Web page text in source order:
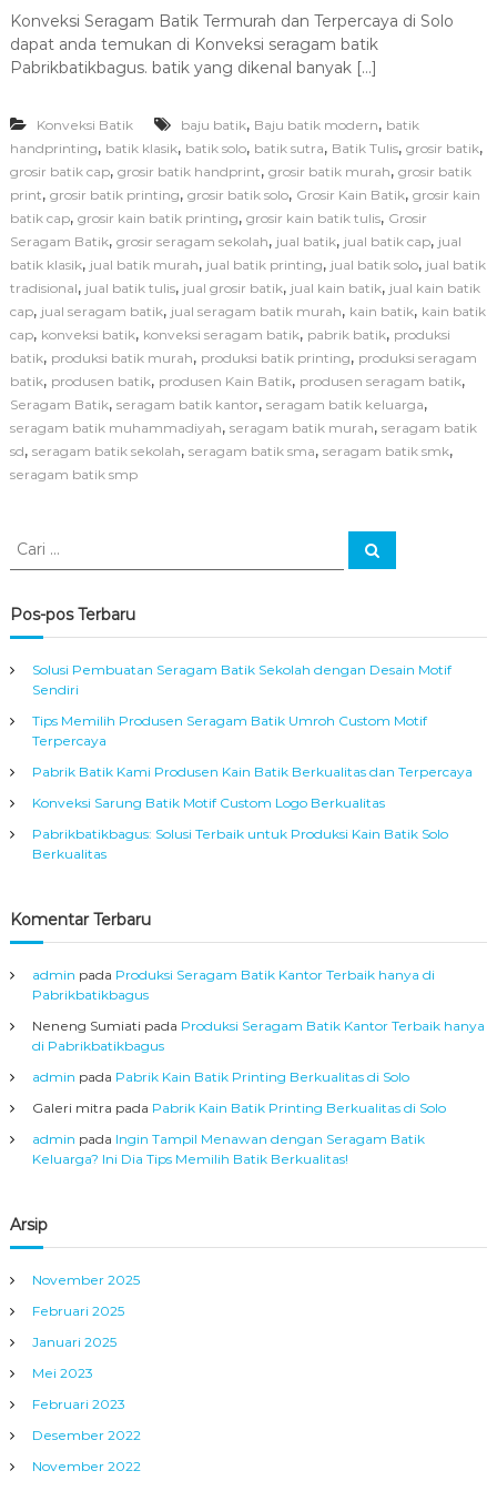
d
v
e
s
i
S
e
r
a
g
m
B
a
t
i
k
a
n
r
y
o
o
Konveksi Seragam Batik Termurah dan Terpercaya di Solo
dapat anda temukan di Konveksi seragam batik
Pabrikbatikbagus. batik yang dikenal banyak […]
Konveksi Batik baju batik, Baju batik modern, batik
handprinting, batik klasik, batik solo, batik sutra, Batik Tulis, grosir batik,
grosir batik cap, grosir batik handprint, grosir batik murah, grosir batik
print, grosir batik printing, grosir batik solo, Grosir Kain Batik, grosir kain
batik cap, grosir kain batik printing, grosir kain batik tulis, Grosir
Seragam Batik, grosir seragam sekolah, jual batik, jual batik cap, jual
batik klasik, jual batik murah, jual batik printing, jual batik solo, jual batik
tradisional, jual batik tulis, jual grosir batik, jual kain batik, jual kain batik
cap, jual seragam batik, jual seragam batik murah, kain batik, kain batik
cap, konveksi batik, konveksi seragam batik, pabrik batik, produksi
batik, produksi batik murah, produksi batik printing, produksi seragam
batik, produsen batik, produsen Kain Batik, produsen seragam batik,
Seragam Batik, seragam batik kantor, seragam batik keluarga,
seragam batik muhammadiyah, seragam batik murah, seragam batik
sd, seragam batik sekolah, seragam batik sma, seragam batik smk,
seragam batik smp
C
:
C
a
Pos-pos Terbaru
Solusi Pembuatan Seragam Batik Sekolah dengan Desain Motif
Sendiri
Tips Memilih Produsen Seragam Batik Umroh Custom Motif
Terpercaya
Pabrik Batik Kami Produsen Kain Batik Berkualitas dan Terpercaya
Konveksi Sarung Batik Motif Custom Logo Berkualitas
Pabrikbatikbagus: Solusi Terbaik untuk Produksi Kain Batik Solo
Berkualitas
Komentar Terbaru
admin pada Produksi Seragam Batik Kantor Terbaik hanya di
Pabrikbatikbagus
Neneng Sumiati pada Produksi Seragam Batik Kantor Terbaik hanya
di Pabrikbatikbagus
admin pada Pabrik Kain Batik Printing Berkualitas di Solo
Galeri mitra pada Pabrik Kain Batik Printing Berkualitas di Solo
admin pada Ingin Tampil Menawan dengan Seragam Batik
Keluarga? Ini Dia Tips Memilih Batik Berkualitas!
Arsip
November 2025
Februari 2025
Januari 2025
Mei 2023
Februari 2023
Desember 2022
November 2022